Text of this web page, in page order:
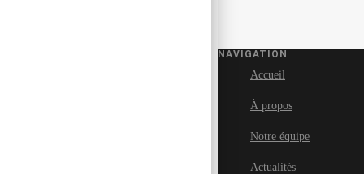
NAVIGATION
Accueil
À propos
Notre équipe
Actualités